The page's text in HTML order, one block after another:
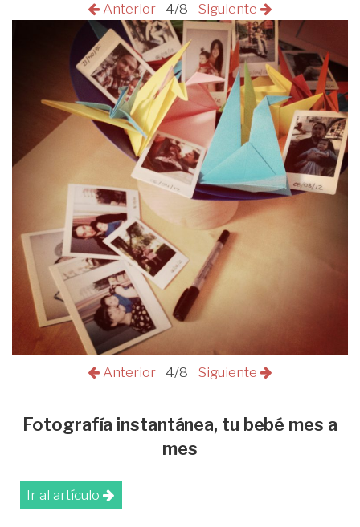
Anterior 4/8 Siguiente
Anterior 4/8 Siguiente
Fotografía instantánea, tu bebé mes a
mes
Ir al artículo